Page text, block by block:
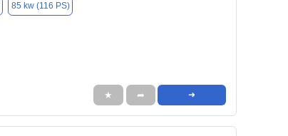
85 kw (116 PS)
★ ➦ ➜